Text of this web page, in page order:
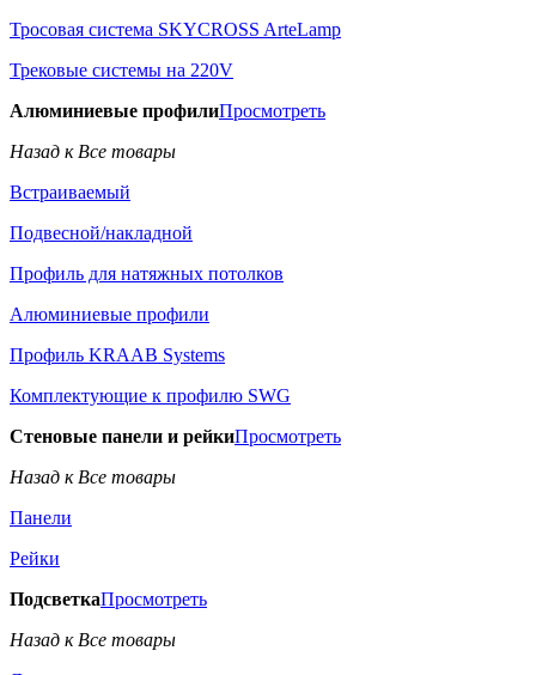
Тросовая система SKYCROSS ArteLamp
Трековые системы на 220V
Алюминиевые профилиПросмотреть
Назад к Все товары
Встраиваемый
Подвесной/накладной
Профиль для натяжных потолков
Алюминиевые профили
Профиль KRAAB Systems
Комплектующие к профилю SWG
Стеновые панели и рейкиПросмотреть
Назад к Все товары
Панели
Рейки
ПодсветкаПросмотреть
Назад к Все товары